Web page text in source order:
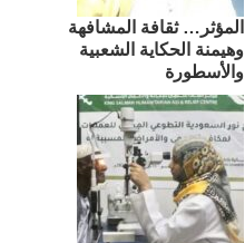
المؤثر… ثقافة المشافهة
وهيمنة الحكاية الشعبية
والأسطورة